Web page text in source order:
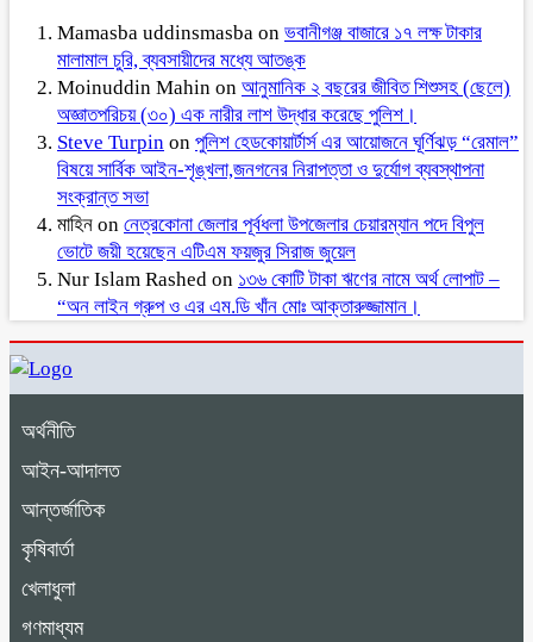
Mamasba uddinsmasba on ভবানীগঞ্জ বাজারে ১৭ লক্ষ টাকার
মালামাল চুরি, ব্যবসায়ীদের মধ্যে আতঙ্ক
Moinuddin Mahin on আনুমানিক ২ বছরের জীবিত শিশুসহ (ছেলে)
অজ্ঞাতপরিচয় (৩০) এক নারীর লাশ উদ্ধার করেছে পুলিশ।
Steve Turpin on পুলিশ হেডকোয়ার্টার্স এর আয়োজনে ঘূর্ণিঝড় “রেমাল”
বিষয়ে সার্বিক আইন-শৃঙ্খলা,জনগনের নিরাপত্তা ও দুর্যোগ ব্যবস্থাপনা
সংক্রান্ত সভা
মাহিন on নেত্রকোনা জেলার পূর্বধলা উপজেলার চেয়ারম্যান পদে বিপুল
ভোটে জয়ী হয়েছেন এটিএম ফয়জুর সিরাজ জুয়েল
Nur Islam Rashed on ১৩৬ কোটি টাকা ঋণের নামে অর্থ লোপাট –
“অন লাইন গ্রুপ ও এর এম.ডি খাঁন মোঃ আক্তারুজ্জামান।
অর্থনীতি
আইন-আদালত
আন্তর্জাতিক
কৃষিবার্তা
খেলাধুলা
গণমাধ্যম